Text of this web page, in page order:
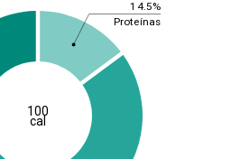
14.5%
Proteínas
100
cal